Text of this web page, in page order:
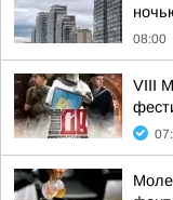
08:00
VIII